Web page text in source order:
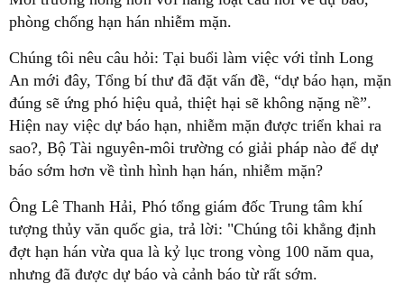
phòng chống hạn hán nhiễm mặn.
Chúng tôi nêu câu hỏi: Tại buổi làm việc với tỉnh Long
An mới đây, Tổng bí thư đã đặt vấn đề, “dự báo hạn, mặn
đúng sẽ ứng phó hiệu quả, thiệt hại sẽ không nặng nề”.
Hiện nay việc dự báo hạn, nhiễm mặn được triển khai ra
sao?, Bộ Tài nguyên-môi trường có giải pháp nào để dự
báo sớm hơn về tình hình hạn hán, nhiễm mặn?
Ông Lê Thanh Hải, Phó tổng giám đốc Trung tâm khí
tượng thủy văn quốc gia, trả lời: "Chúng tôi khẳng định
đợt hạn hán vừa qua là kỷ lục trong vòng 100 năm qua,
nhưng đã được dự báo và cảnh báo từ rất sớm.